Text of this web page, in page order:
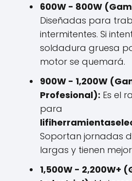
600W - 800W
Diseñadas para
intermitentes. Si
soldadura gruesa
motor se quemará.
900W - 1,200W
Profesional): Es el
para
Soportan jornadas
largas y tienen
1,500W - 2,200W+